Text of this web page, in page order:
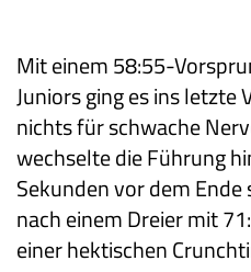
Mit einem 58:55-
Juniors ging es ins letzte
nichts für schwache
wechselte die Führung
Sekunden vor dem
nach einem Dreier mit
einer hektischen